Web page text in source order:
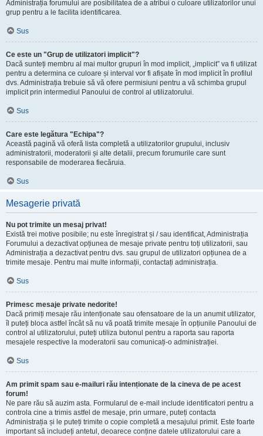
Administrația forumului are posibilitatea de a atribui o culoare utilizatorilor unui
grup pentru a le facilita identificarea.
Sus
Ce este un "Grup de utilizatori implicit"?
Dacă sunteți membru al mai multor grupuri în mod implicit, „implicit” va fi utilizat
pentru a determina ce culoare și interval vor fi afișate în mod implicit în profilul
dvs. Administrația trebuie să vă ofere permisiuni pentru a vă schimba grupul
implicit prin intermediul Panoului de control al utilizatorului.
Sus
Care este legătura "Echipa"?
Această pagină vă oferă lista completă a utilizatorilor grupului, inclusiv
administratorii, moderatorii și alte detalii, precum forumurile care sunt
responsabile de moderarea fiecăruia.
Sus
Mesagerie privată
Nu pot trimite un mesaj privat!
Există trei motive posibile; nu este înregistrat și / sau identificat, Administrația
Forumului a dezactivat opțiunea de mesaje private pentru toți utilizatorii, sau
Administrația a dezactivat pentru dvs. sau grupul de utilizatori opțiunea de a
trimite mesaje. Pentru mai multe informații, contactați administrația.
Sus
Primesc mesaje private nedorite!
Dacă primiți mesaje rău intenționate sau ofensatoare de la un anumit utilizator,
îl puteți bloca astfel încât să nu vă poată trimite mesaje în opțiunile Panoului de
control al utilizatorului, puteți utiliza butonul pentru a raporta sau raporta
mesajele respective la moderatorii sau comunicați-o administrației.
Sus
Am primit spam sau e-mailuri rău intenționate de la cineva de pe acest
forum!
Ne pare rău să auzim asta. Formularul de e-mail include identificatori pentru a
controla cine a trimis astfel de mesaje, prin urmare, puteți contacta
Administrația și le puteți trimite o copie completă a mesajului primit. Este foarte
important să includeți antetul, deoarece conține datele utilizatorului care a